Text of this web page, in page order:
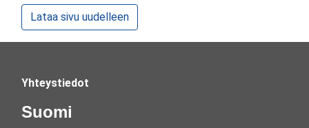
Lataa sivu uudelleen
Yhteystiedot
Suomi